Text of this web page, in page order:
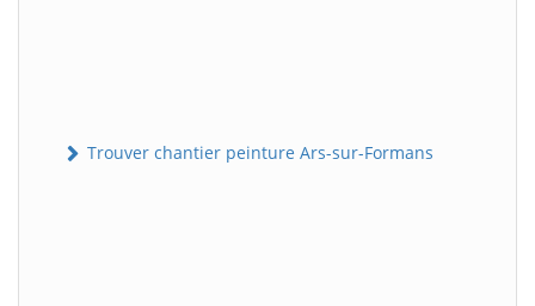
Trouver chantier peinture Ars-sur-Formans